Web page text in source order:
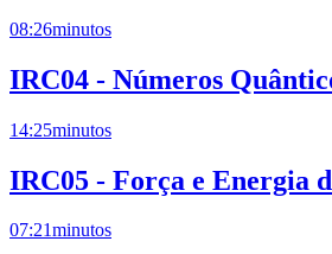
08:26minutos
IRC04 - Números
14:25minutos
IRC05 - Força e Energia
07:21minutos